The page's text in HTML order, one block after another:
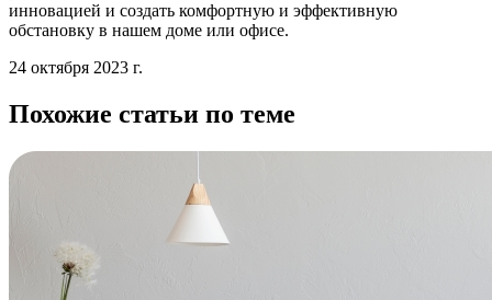
инновацией и создать комфортную и эффективную
обстановку в нашем доме или офисе.
24 октября 2023 г.
Похожие статьи по теме